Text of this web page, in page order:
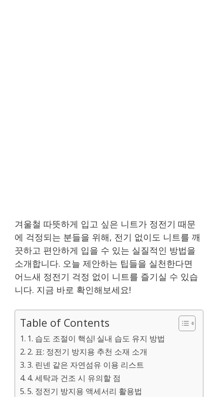
겨울철 따뜻하게 입고 싶은 니트가 정전기 때문
에 걱정되는 분들을 위해, 전기 없이도 니트를 깨
끗하고 편안하게 입을 수 있는 실질적인 방법을
소개합니다. 오늘 제안하는 팁들을 실천한다면
어느새 정전기 걱정 없이 니트를 즐기실 수 있습
니다. 지금 바로 확인해보세요!
Table of Contents
1. 습도 조절이 핵심! 실내 습도 유지 방법
2. 표: 정전기 방지용 추천 소재 소개
3. 린넨 같은 자연섬유 이용 리스트
4. 세탁과 건조 시 유의할 점
5. 정전기 방지용 액세서리 활용법